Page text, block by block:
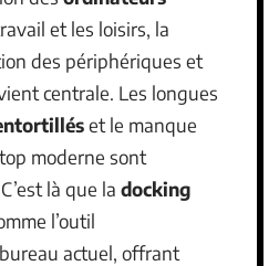
et les loisirs, la
des périphériques et
centrale. Les longues
et le manque
moderne sont
là que la docking
l’outil
actuel, offrant